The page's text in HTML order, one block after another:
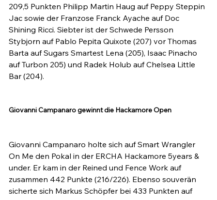
209,5 Punkten Philipp Martin Haug auf Peppy Steppin
Jac sowie der Franzose Franck Ayache auf Doc
Shining Ricci. Siebter ist der Schwede Persson
Stybjorn auf Pablo Pepita Quixote (207) vor Thomas
Barta auf Sugars Smartest Lena (205), Isaac Pinacho
auf Turbon 205) und Radek Holub auf Chelsea Little
Bar (204).
Giovanni Campanaro gewinnt die Hackamore Open
Giovanni Campanaro holte sich auf Smart Wrangler
On Me den Pokal in der ERCHA Hackamore 5years &
under. Er kam in der Reined und Fence Work auf
zusammen 442 Punkte (216/226). Ebenso souverän
sicherte sich Markus Schöpfer bei 433 Punkten auf